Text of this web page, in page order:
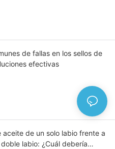
de fallas en los sellos de
efectivas
aceite de un solo labio frente a
labio: ¿Cuál debería